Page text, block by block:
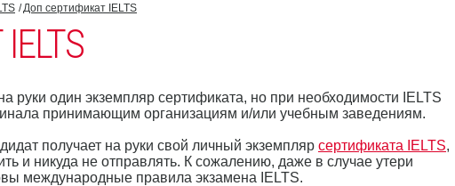
Доп сертификат IELTS
руки один экземпляр сертификата, но при необходимости IELTS
принимающим организациям и/или учебным заведениям.
получает на руки свой личный экземпляр сертификата IELTS,
и никуда не отправлять. К сожалению, даже в случае утери
международные правила экзамена IELTS.